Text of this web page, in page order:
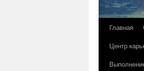
Перейти
содержимому
Главная
Центр